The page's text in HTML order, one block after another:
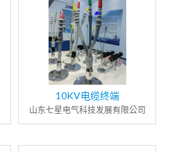
10KV电缆终端
山东七星电气科技发展有限公司